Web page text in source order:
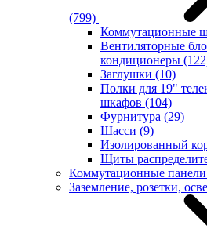
(799)
Коммутационные
Вентиляторные
кондиционеры
Заглушки (10)
Полки для 19"
шкафов (104)
Фурнитура (29)
Шасси (9)
Изолированный
Щиты
Коммутационные
Заземление, розетки,